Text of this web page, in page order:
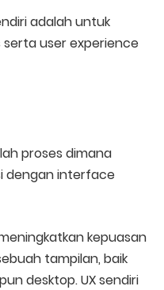
adalah untuk
user experience
proses dimana
dengan interface
kepuasan
tampilan, baik
desktop. UX sendiri